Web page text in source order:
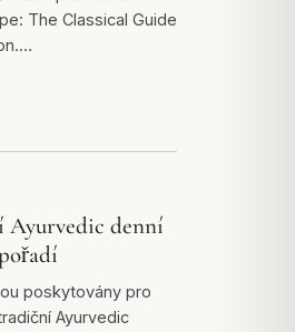
The Classical Guide
Ayurvedic denní
poskytovány pro
Ayurvedic